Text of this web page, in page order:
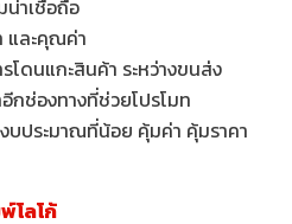
น่าเชื่อถือ
และคุณค่า
ดนแกะสินค้า ระหว่างขนส่ง
กช่องทางที่ช่วยโปรโมท
ประมาณที่น้อย คุ้มค่า คุ้มราคา
โลโก้